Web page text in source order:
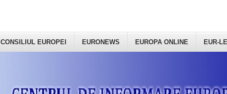
CONSILIUL EUROPEI EURONEWS EUROPA ONLINE EUR-